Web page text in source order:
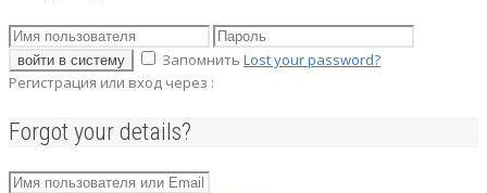
войти в систему Запомнить Lost your password?
Регистрация или вход через :
Forgot your details?